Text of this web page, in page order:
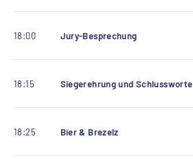
18:00 Jury-Besprechung
18:15 Siegerehrung und Schlussworte
18:25 Bier & Brezelz